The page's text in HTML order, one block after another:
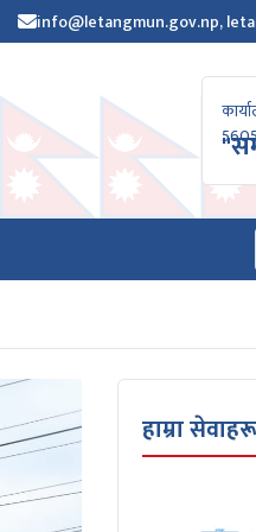
info@letangmun.gov.np,
हाम्रा सेवाहरू